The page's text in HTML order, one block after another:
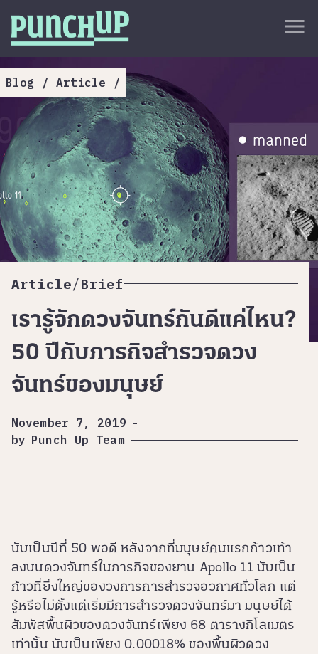
Skip to content
menu
close
About
Service
Project
Article
ลับด้านบน
Blog / Article /
Article/Brief
เรารู้จักดวงจันทร์กันดีแค่ไหน?
50 ปีกับภารกิจสำรวจดวง
จันทร์ของมนุษย์
November 7, 2019 -
by Punch Up Team
นับเป็นปีที่ 50 พอดี หลังจากที่มนุษย์คนแรกก้าวเท้า
ลงบนดวงจันทร์ในภารกิจของยาน Apollo 11 นับเป็น
ก้าวที่ยิ่งใหญ่ของวงการการสำรวจอวกาศทั่วโลก แต่
รู้หรือไม่ตั้งแต่เริ่มมีการสำรวจดวงจันทร์มา มนุษย์ได้
สัมพัสพื้นผิวของดวงจันทร์เพียง 68 ตารางกิโลเมตร
เท่านั้น นับเป็นเพียง 0.00018% ของพื้นผิวดวง